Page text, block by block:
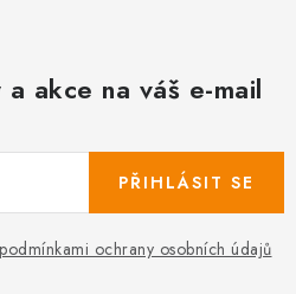
akce na váš e-mail
podmínkami ochrany osobních údajů
PŘIHLÁSIT SE